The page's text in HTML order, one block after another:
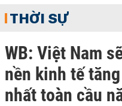
THỜI SỰ
WB: Việt Nam
nền kinh tế
nhất toàn cầu